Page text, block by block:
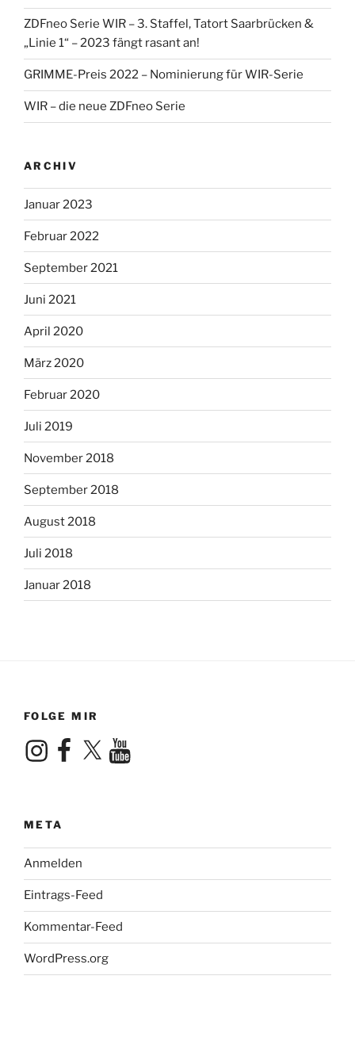
ZDFneo Serie WIR – 3. Staffel, Tatort Saarbrücken &
„Linie 1“ – 2023 fängt rasant an!
GRIMME-Preis 2022 – Nominierung für WIR-Serie
WIR – die neue ZDFneo Serie
ARCHIV
Januar 2023
Februar 2022
September 2021
Juni 2021
April 2020
März 2020
Februar 2020
Juli 2019
November 2018
September 2018
August 2018
Juli 2018
Januar 2018
FOLGE MIR
InstagramFacebook
X YouTube
META
Anmelden
Eintrags-Feed
Kommentar-Feed
WordPress.org